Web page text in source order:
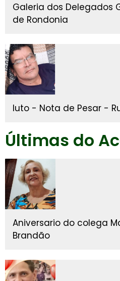
Galeria dos Delegados
de Rondonia
luto - Nota de Pesar -
Últimas do
Aniversario do colega
Brandão